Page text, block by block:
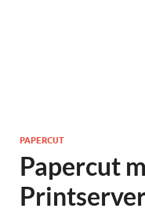
PAPERCUT
Papercut